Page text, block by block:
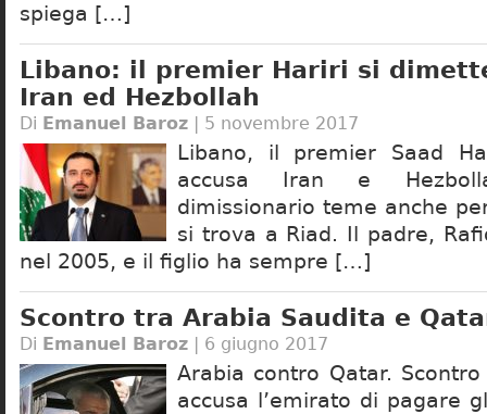
spiega […]
Libano: il premier Hariri si
Iran ed Hezbollah
Di Emanuel Baroz | 5 novembre 2017
Libano, il premier Saad
accusa Iran e
dimissionario teme anche
si trova a Riad. Il padre,
nel 2005, e il figlio ha sempre […]
Scontro tra Arabia Saudita e
Di Emanuel Baroz | 6 giugno 2017
Arabia contro Qatar.
accusa l’emirato di pagare